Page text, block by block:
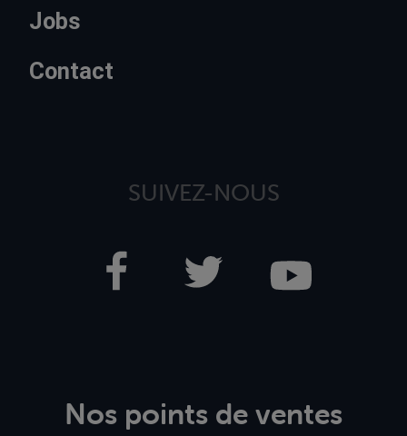
Jobs
Contact
SUIVEZ-NOUS
Nos points de ventes